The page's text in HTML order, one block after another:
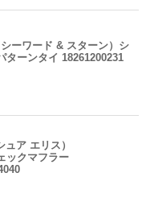
ーワード & スターン）シ
ターンタイ 18261200231
ア エリス）
ックマフラー